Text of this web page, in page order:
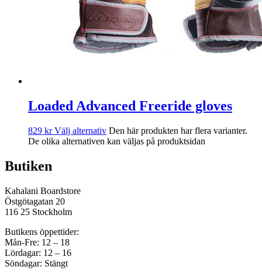
Loaded Advanced Freeride gloves
829 kr Välj alternativ Den här produkten har flera varianter.
De olika alternativen kan väljas på produktsidan
Butiken
Kahalani Boardstore
Östgötagatan 20
116 25 Stockholm
Butikens öppettider:
Mån-Fre: 12 – 18
Lördagar: 12 – 16
Söndagar: Stängt